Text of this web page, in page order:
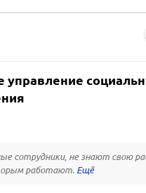
управление
сотрудники, не знают свою
работают.